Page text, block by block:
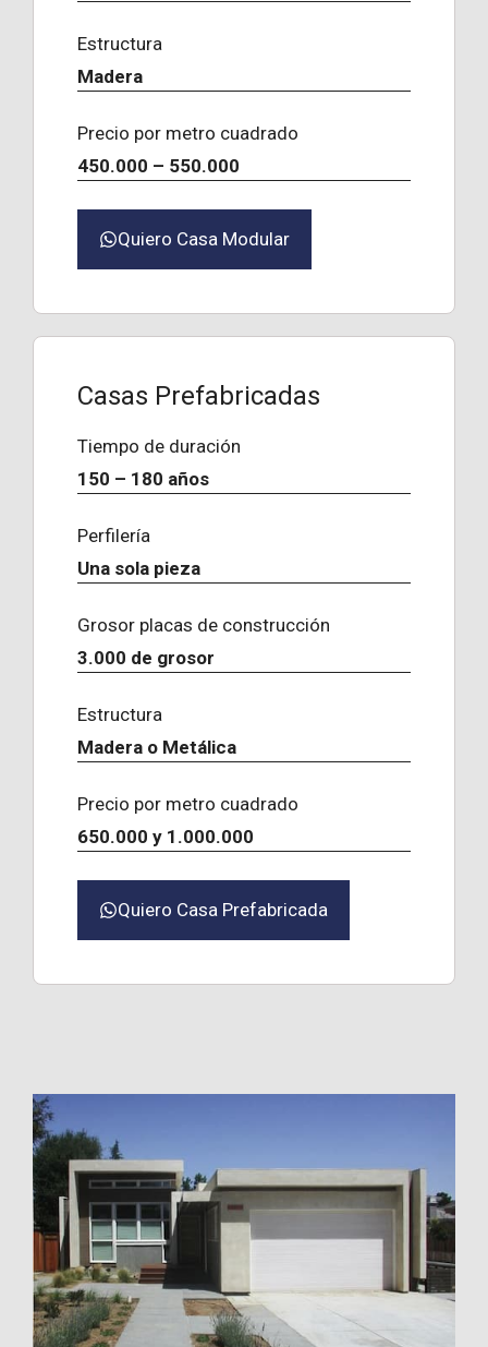
Estructura
Madera
Precio por metro cuadrado
450.000 – 550.000
Quiero Casa Modular
Casas Prefabricadas
Tiempo de duración
150 – 180 años
Perfilería
Una sola pieza
Grosor placas de construcción
3.000 de grosor
Estructura
Madera o Metálica
Precio por metro cuadrado
650.000 y 1.000.000
Quiero Casa Prefabricada